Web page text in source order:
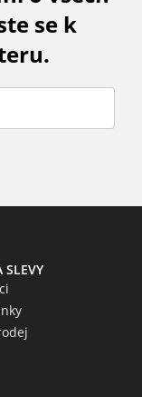
se k
SLEVY